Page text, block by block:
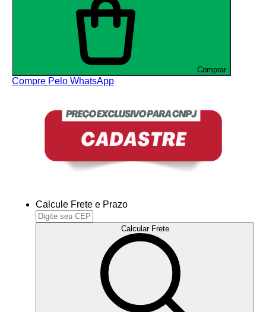
Comprar
Compre Pelo WhatsApp
Calcule Frete e Prazo
Calcular Frete